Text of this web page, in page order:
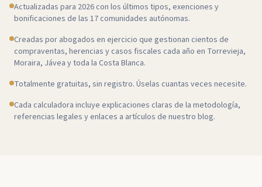
Actualizadas para 2026 con los últimos tipos, exenciones y
bonificaciones de las 17 comunidades autónomas.
Creadas por abogados en ejercicio que gestionan cientos de
compraventas, herencias y casos fiscales cada año en Torrevieja,
Moraira, Jávea y toda la Costa Blanca.
Totalmente gratuitas, sin registro. Úselas cuantas veces necesite.
Cada calculadora incluye explicaciones claras de la metodología,
referencias legales y enlaces a artículos de nuestro blog.